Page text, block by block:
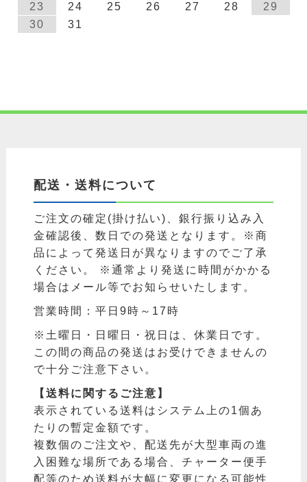
23
24 25 26 27 28
29
30
31
配送・送料について
ご注文の確定(掛け払い)、銀行振り込み入
金確認後、数日での発送となります。※商
品によって発送日が異なりますのでご了承
ください。 ※通常より発送に時間がかかる
場合はメール等でお知らせいたします。
営業時間：平日9時～17時
※土曜日・日曜日・祝日は、休業日です。
この間の商品の発送はお受けできませんの
で十分ご注意下さい。
【送料に関するご注意】
表示されている送料はシステム上の1個あ
たりの暫定金額です。
複数個のご注文や、配送先が大型車両の進
入困難な場所である場合、チャーター便手
配等のため送料が大幅に変更になる可能性